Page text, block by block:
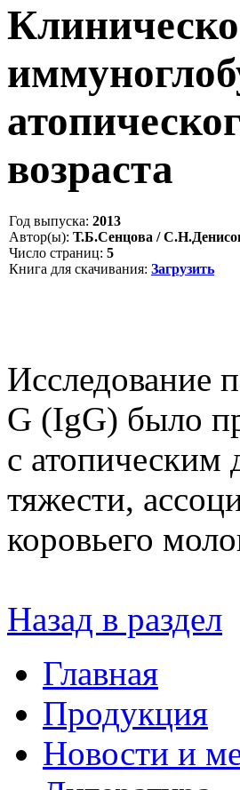
возраста
Год выпуска: 2013
Автор(ы): Т.Б.Сенцова /
Число страниц: 5
Книга для скачивания: Загрузить
Исследование
G (IgG) было
с атопическим
тяжести,
коровьего
Назад в раздел
Главная
Продукция
Новости и